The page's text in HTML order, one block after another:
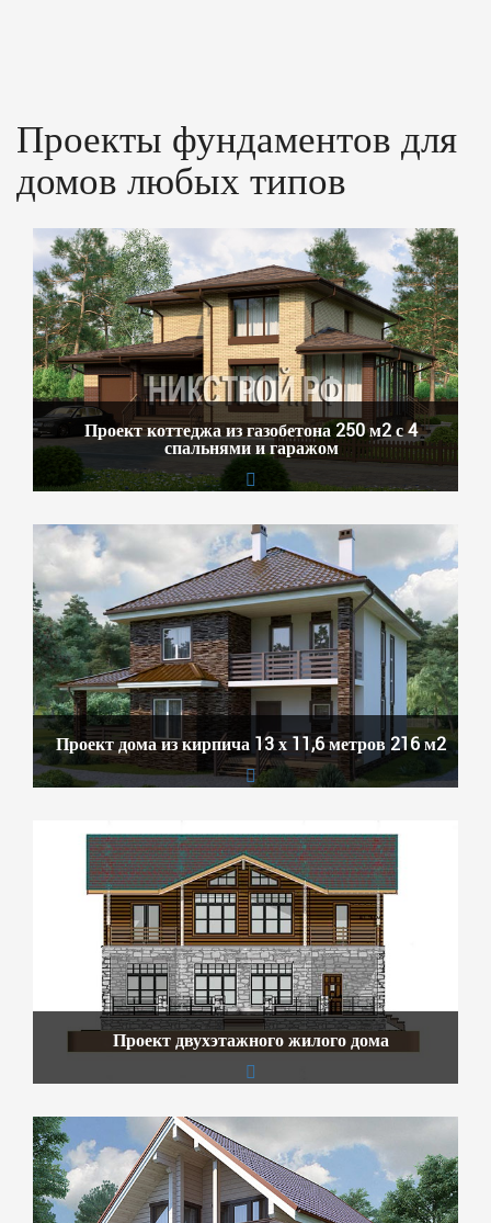
Проекты фундаментов для
домов любых типов
Проект коттеджа из газобетона 250 м2 с 4
спальнями и гаражом
Проект дома из кирпича 13 х 11,6 метров 216 м2
Проект двухэтажного жилого дома